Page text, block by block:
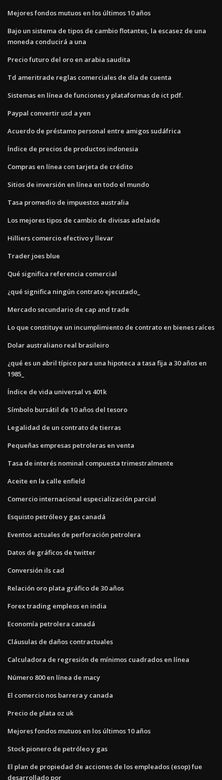
Mejores fondos mutuos en los últimos 10 años
Bajo un sistema de tipos de cambio flotantes, la escasez de una
moneda conducirá a una
Precio futuro del oro en arabia saudita
Td ameritrade reglas comerciales de día de cuenta
Sistemas en línea de funciones y plataformas de ict pdf.
Paypal convertir usd a yen
Acuerdo de préstamo personal entre amigos sudáfrica
Índice de precios de productos indonesia
Compras en línea con tarjeta de crédito
Sitios de inversión en línea en todo el mundo
Tasa promedio de impuestos australia
Los mejores tipos de cambio de divisas adelaide
Hilliers comercio efectivo y llevar
Trader joes blue
Qué significa referencia comercial
¿qué significa ningún contrato ejecutado_
Mercado secundario de cap and trade
Lo que constituye un incumplimiento de contrato en bienes raíces
Dolar australiano real brasileiro
¿qué es un abril típico para una hipoteca a tasa fija a 30 años en
1985_
Índice de vida universal vs 401k
Símbolo bursátil de 10 años del tesoro
Legalidad de un contrato de tierras
Pequeñas empresas petroleras en venta
Tasa de interés nominal compuesta trimestralmente
Aceite en la calle enfield
Comercio internacional especialización parcial
Esquisto petróleo y gas canadá
Eventos actuales de perforación petrolera
Datos de gráficos de twitter
Conversión ils cad
Relación oro plata gráfico de 30 años
Forex trading empleos en india
Economía petrolera canadá
Cláusulas de daños contractuales
Calculadora de regresión de mínimos cuadrados en línea
Número 800 en línea de macy
El comercio nos barrera y canada
Precio de plata oz uk
Mejores fondos mutuos en los últimos 10 años
Stock pionero de petróleo y gas
El plan de propiedad de acciones de los empleados (esop) fue
desarrollado por